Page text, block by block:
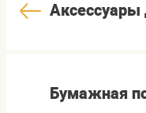
Аксессуары
Бумажная